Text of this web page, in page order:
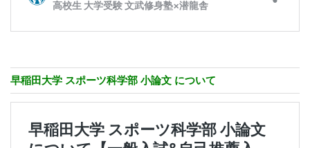
早稲田大学 スポーツ科学部 小論文 について